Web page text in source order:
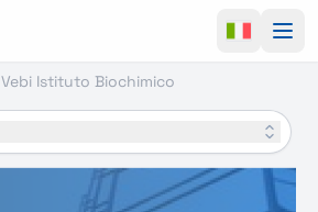
Vebi Istituto Biochimico